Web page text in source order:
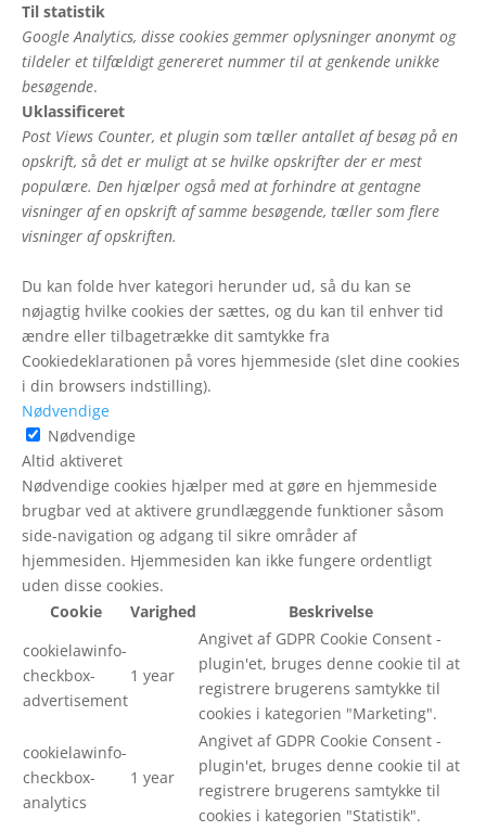
Til statistik
Google Analytics, disse cookies gemmer oplysninger anonymt og
tildeler et tilfældigt genereret nummer til at genkende unikke
besøgende.
Uklassificeret
Post Views Counter, et plugin som tæller antallet af besøg på en
opskrift, så det er muligt at se hvilke opskrifter der er mest
populære. Den hjælper også med at forhindre at gentagne
visninger af en opskrift af samme besøgende, tæller som flere
visninger af opskriften.
Du kan folde hver kategori herunder ud, så du kan se
nøjagtig hvilke cookies der sættes, og du kan til enhver tid
ændre eller tilbagetrække dit samtykke fra
Cookiedeklarationen på vores hjemmeside (slet dine cookies
i din browsers indstilling).
Nødvendige
Nødvendige
Altid aktiveret
Nødvendige cookies hjælper med at gøre en hjemmeside
brugbar ved at aktivere grundlæggende funktioner såsom
side-navigation og adgang til sikre områder af
hjemmesiden. Hjemmesiden kan ikke fungere ordentligt
uden disse cookies.
Cookie
Varighed
Beskrivelse
cookielawinfo-
checkbox-
advertisement
1 year
Angivet af GDPR Cookie Consent -
plugin'et, bruges denne cookie til at
registrere brugerens samtykke til
cookies i kategorien "Marketing".
cookielawinfo-
checkbox-
analytics
1 year
Angivet af GDPR Cookie Consent -
plugin'et, bruges denne cookie til at
registrere brugerens samtykke til
cookies i kategorien "Statistik".